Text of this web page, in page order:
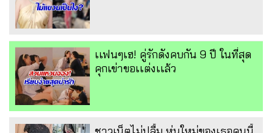
เเฟนๆเฮ! คู่รักดังคบกัน 9 ปี ในที่สุด
คุกเข่าขอเเต่งเเล้ว